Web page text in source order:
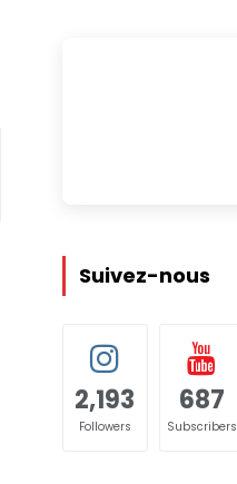
Suivez-nous
2,193
Followers
687
Subscribers